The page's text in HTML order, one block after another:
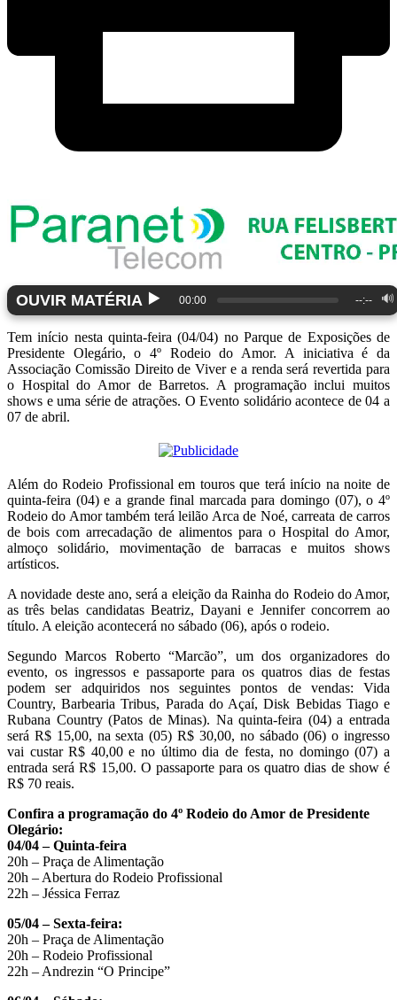
OUVIR MATÉRIA ▶️ 00:00 --:-- 🔊
Tem início nesta quinta-feira (04/04) no Parque de Exposições de
Presidente Olegário, o 4º Rodeio do Amor. A iniciativa é da
Associação Comissão Direito de Viver e a renda será revertida para
o Hospital do Amor de Barretos. A programação inclui muitos
shows e uma série de atrações. O Evento solidário acontece de 04 a
07 de abril.
Além do Rodeio Profissional em touros que terá início na noite de
quinta-feira (04) e a grande final marcada para domingo (07), o 4º
Rodeio do Amor também terá leilão Arca de Noé, carreata de carros
de bois com arrecadação de alimentos para o Hospital do Amor,
almoço solidário, movimentação de barracas e muitos shows
artísticos.
A novidade deste ano, será a eleição da Rainha do Rodeio do Amor,
as três belas candidatas Beatriz, Dayani e Jennifer concorrem ao
título. A eleição acontecerá no sábado (06), após o rodeio.
Segundo Marcos Roberto “Marcão”, um dos organizadores do
evento, os ingressos e passaporte para os quatros dias de festas
podem ser adquiridos nos seguintes pontos de vendas: Vida
Country, Barbearia Tribus, Parada do Açaí, Disk Bebidas Tiago e
Rubana Country (Patos de Minas). Na quinta-feira (04) a entrada
será R$ 15,00, na sexta (05) R$ 30,00, no sábado (06) o ingresso
vai custar R$ 40,00 e no último dia de festa, no domingo (07) a
entrada será R$ 15,00. O passaporte para os quatro dias de show é
R$ 70 reais.
Confira a programação do 4º Rodeio do Amor de Presidente
Olegário:
04/04 – Quinta-feira
20h – Praça de Alimentação
20h – Abertura do Rodeio Profissional
22h – Jéssica Ferraz
05/04 – Sexta-feira:
20h – Praça de Alimentação
20h – Rodeio Profissional
22h – Andrezin “O Principe”